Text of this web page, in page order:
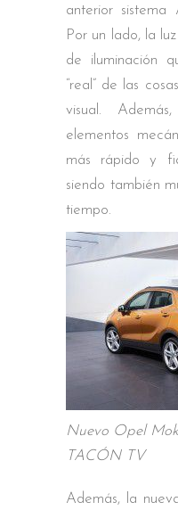
anterior sistema
Por un lado, la
de iluminación
“real” de las
visual.
elementos
más rápido y
siendo también
tiempo.
Nuevo Opel
TACÓN TV
Además, la